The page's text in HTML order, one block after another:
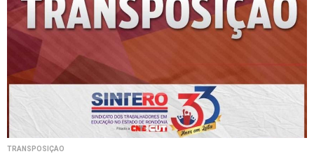
TRANSPOSIÇÃO